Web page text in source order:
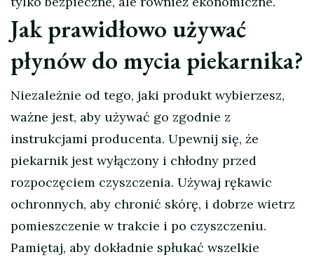
Jak prawidłowo używać
płynów do mycia piekarnika?
Niezależnie od tego, jaki produkt wybierzesz,
ważne jest, aby używać go zgodnie z
instrukcjami producenta. Upewnij się, że
piekarnik jest wyłączony i chłodny przed
rozpoczęciem czyszczenia. Używaj rękawic
ochronnych, aby chronić skórę, i dobrze wietrz
pomieszczenie w trakcie i po czyszczeniu.
Pamiętaj, aby dokładnie spłukać wszelkie